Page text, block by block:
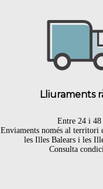
Lliuraments
Entre 24 i 48
Enviaments només al territori
les Illes Balears i les
Consulta